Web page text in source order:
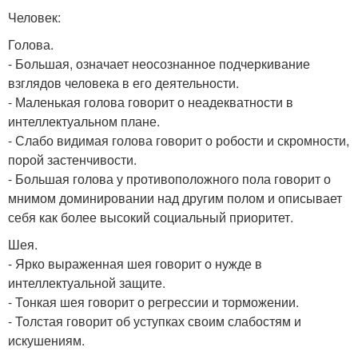
Человек:
Голова.
- Большая, означает неосознанное подчеркивание
взглядов человека в его деятельности.
- Маленькая голова говорит о неадекватности в
интеллектуальном плане.
- Слабо видимая голова говорит о робости и скромности,
порой застенчивости.
- Большая голова у противоположного пола говорит о
мнимом доминировании над другим полом и описывает
себя как более высокий социальный приоритет.
Шея.
- Ярко выраженная шея говорит о нужде в
интеллектуальной защите.
- Тонкая шея говорит о регрессии и торможении.
- Толстая говорит об уступках своим слабостям и
искушениям.